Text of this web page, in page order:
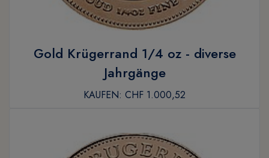
Gold Krügerrand 1/4 oz - diverse
Jahrgänge
KAUFEN: CHF 1.000,52